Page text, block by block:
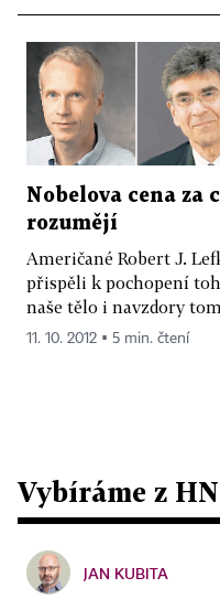
Nobelova cena za
rozumějí
Američané Robert J.
přispěli k pochopení
naše tělo i navzdory
11. 10. 2012 ▪ 5 min. čtení
Vybíráme z HN
JAN KUBITA